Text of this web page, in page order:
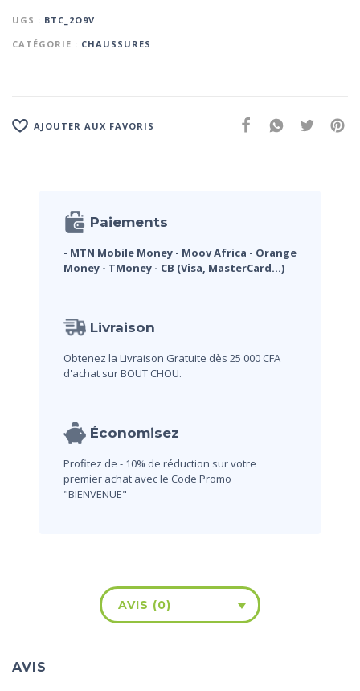
UGS : BTC_2O9V
CATÉGORIE : CHAUSSURES
AJOUTER AUX FAVORIS
Paiements
- MTN Mobile Money - Moov Africa - Orange
Money - TMoney - CB (Visa, MasterCard...)
Livraison
Obtenez la Livraison Gratuite dès 25 000 CFA
d'achat sur BOUT'CHOU.
Économisez
Profitez de - 10% de réduction sur votre
premier achat avec le Code Promo
"BIENVENUE"
AVIS (0)
AVIS